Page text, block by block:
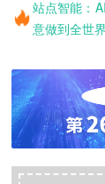
站点智能：
意做到全世界